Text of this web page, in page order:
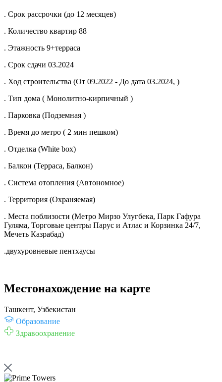
. Срок рассрочки (до 12 месяцев)
. Количество квартир 88
. Этажность 9+терраса
. Срок сдачи 03.2024
. Ход строительства (От 09.2022 - До дата 03.2024, )
. Тип дома ( Монолитно-кирпичный )
. Парковка (Подземная )
. Время до метро ( 2 мин пешком)
. Отделка (White box)
. Балкон (Терраса, Балкон)
. Система отопления (Автономное)
. Территория (Охраняемая)
. Места поблизости (Метро Мирзо Улугбека, Парк Гафура
Гуляма, Торговые центры Парус и Атлас и Корзинка 24/7,
Мечеть Казрабад)
.двухуровневые пентхаусы
Местонахождение на карте
Ташкент, Узбекистан
Образование
Здравоохранение